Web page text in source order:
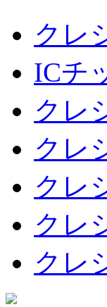
クレ
ICチ
クレ
クレ
クレ
クレ
クレ